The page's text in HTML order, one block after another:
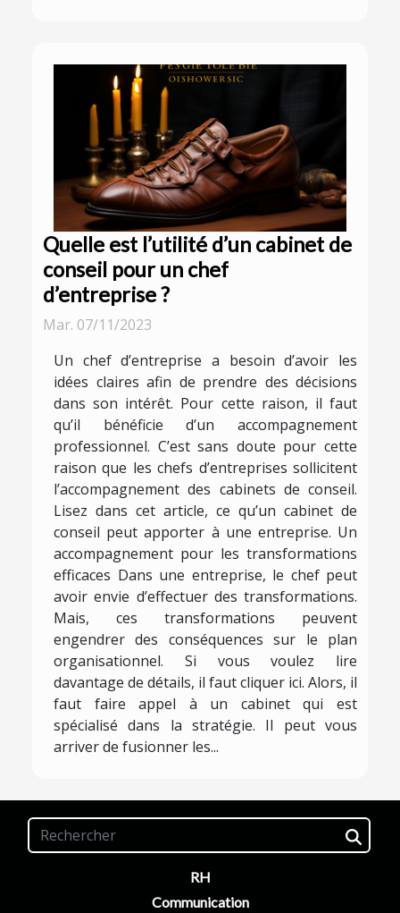
Quelle est l’utilité d’un cabinet de
conseil pour un chef
d’entreprise ?
Mar. 07/11/2023
Un chef d’entreprise a besoin d’avoir les
idées claires afin de prendre des décisions
dans son intérêt. Pour cette raison, il faut
qu’il bénéficie d’un accompagnement
professionnel. C’est sans doute pour cette
raison que les chefs d’entreprises sollicitent
l’accompagnement des cabinets de conseil.
Lisez dans cet article, ce qu’un cabinet de
conseil peut apporter à une entreprise. Un
accompagnement pour les transformations
efficaces Dans une entreprise, le chef peut
avoir envie d’effectuer des transformations.
Mais, ces transformations peuvent
engendrer des conséquences sur le plan
organisationnel. Si vous voulez lire
davantage de détails, il faut cliquer ici. Alors, il
faut faire appel à un cabinet qui est
spécialisé dans la stratégie. Il peut vous
arriver de fusionner les...
RH
Communication